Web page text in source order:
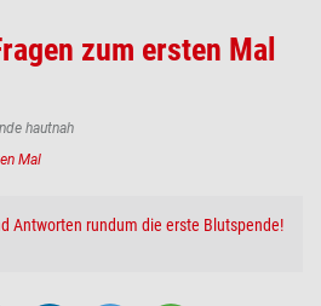
zum ersten Mal
hautnah
Mal
Antworten rundum die erste Blutspende!